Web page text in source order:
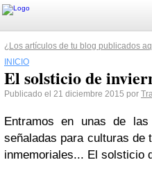
¿Los artículos de tu blog publicados
INICIO
El solsticio de
Publicado el 21 diciembre 2015 por
Entramos en unas de
señaladas para culturas de
inmemoriales... El solsticio